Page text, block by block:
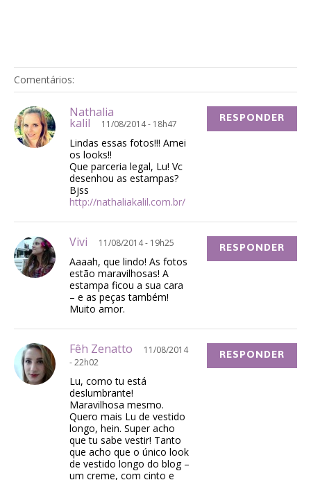
Comentários:
Nathalia
kalil 11/08/2014 - 18h47
Lindas essas fotos!!! Amei
os looks!!
Que parceria legal, Lu! Vc
desenhou as estampas?
Bjss
http://nathaliakalil.com.br/
RESPONDER
Vivi 11/08/2014 - 19h25
Aaaah, que lindo! As fotos
estão maravilhosas! A
estampa ficou a sua cara
– e as peças também!
Muito amor.
RESPONDER
Fêh Zenatto
11/08/2014
- 22h02
Lu, como tu está
deslumbrante!
Maravilhosa mesmo.
Quero mais Lu de vestido
longo, hein. Super acho
que tu sabe vestir! Tanto
que acho que o único look
de vestido longo do blog –
um creme, com cinto e
RESPONDER